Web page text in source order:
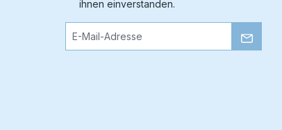
ihnen einverstanden.